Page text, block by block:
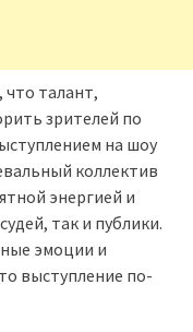
что талант,
зрителей по
на шоу
коллектив
энергией и
так и публики.
эмоции и
выступление по-